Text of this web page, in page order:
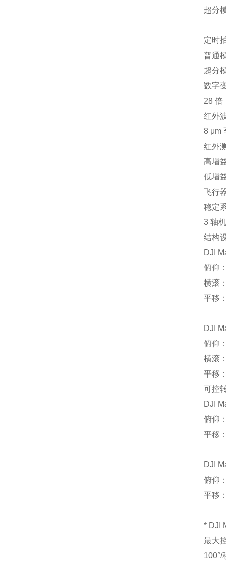
超分
定时
普通
超分
数字
28 倍
红外
8 μm
红外
高增
低增
飞行
稳定
3 轴
结构
DJI
俯仰
横滚
平移
DJI
俯仰
横滚
平移
可控
DJI
俯仰
平移
DJI
俯仰
平移
* DJI
最大
100°/